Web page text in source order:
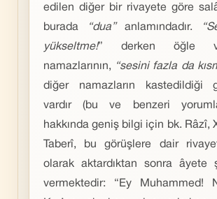
edilen diğer bir rivayete göre
burada
“dua” anlamındadır.
yükseltme!” derken öğle
namazlarının,
“sesini fazla da
diğer namazların kastedildiği
vardır (bu ve benzeri
hakkında geniş bilgi için bk. Râzî,
Taberî, bu görüşlere dair
olarak aktardıktan sonra âyete
vermektedir: “Ey Muhammed!